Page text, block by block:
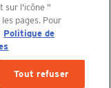
sur l'icône "
pages. Pour
Politique de
Tout refuser